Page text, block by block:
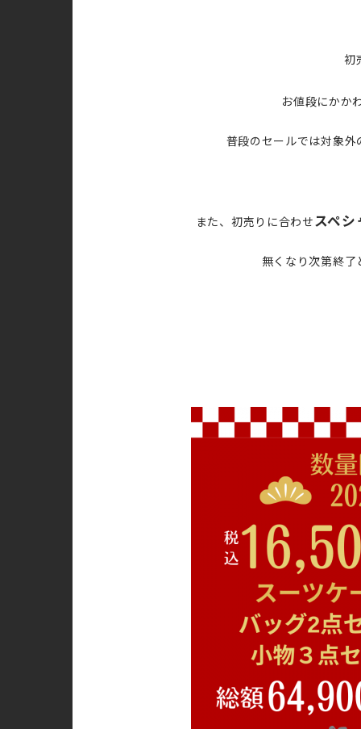
初
お値段にかか
普段のセールでは対象
また、初売りに合わせスペ
無くなり次第終